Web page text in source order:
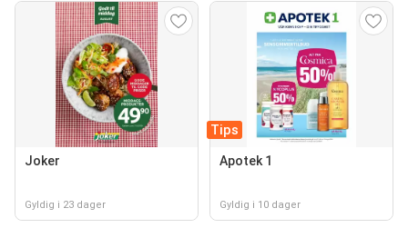
Joker
Gyldig i 23 dager
Tips
Apotek 1
Gyldig i 10 dager